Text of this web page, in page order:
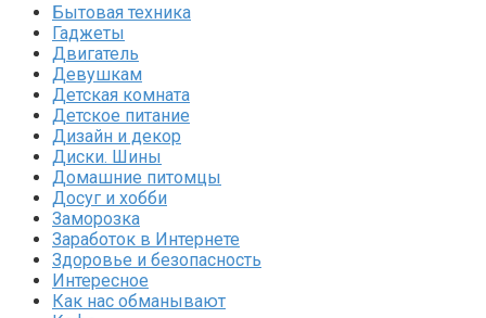
Бытовая техника
Гаджеты
Двигатель
Девушкам
Детская комната
Детское питание
Дизайн и декор
Диски. Шины
Домашние питомцы
Досуг и хобби
Заморозка
Заработок в Интернете
Здоровье и безопасность
Интересное
Как нас обманывают